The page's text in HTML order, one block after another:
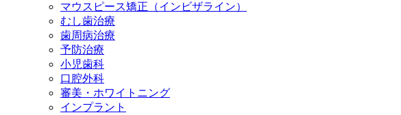
マウスピース矯正（インビザライン）
むし歯治療
歯周病治療
予防治療
小児歯科
口腔外科
審美・ホワイトニング
インプラント